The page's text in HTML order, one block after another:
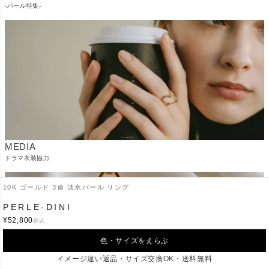
10K ゴールド 3連 淡水パール リング
PERLE-DINI
¥52,800税込
色・サイズをえらぶ
イメージ違い返品・サイズ交換OK・送料無料
-パール特集-
MEDIA
ドラマ衣装協力